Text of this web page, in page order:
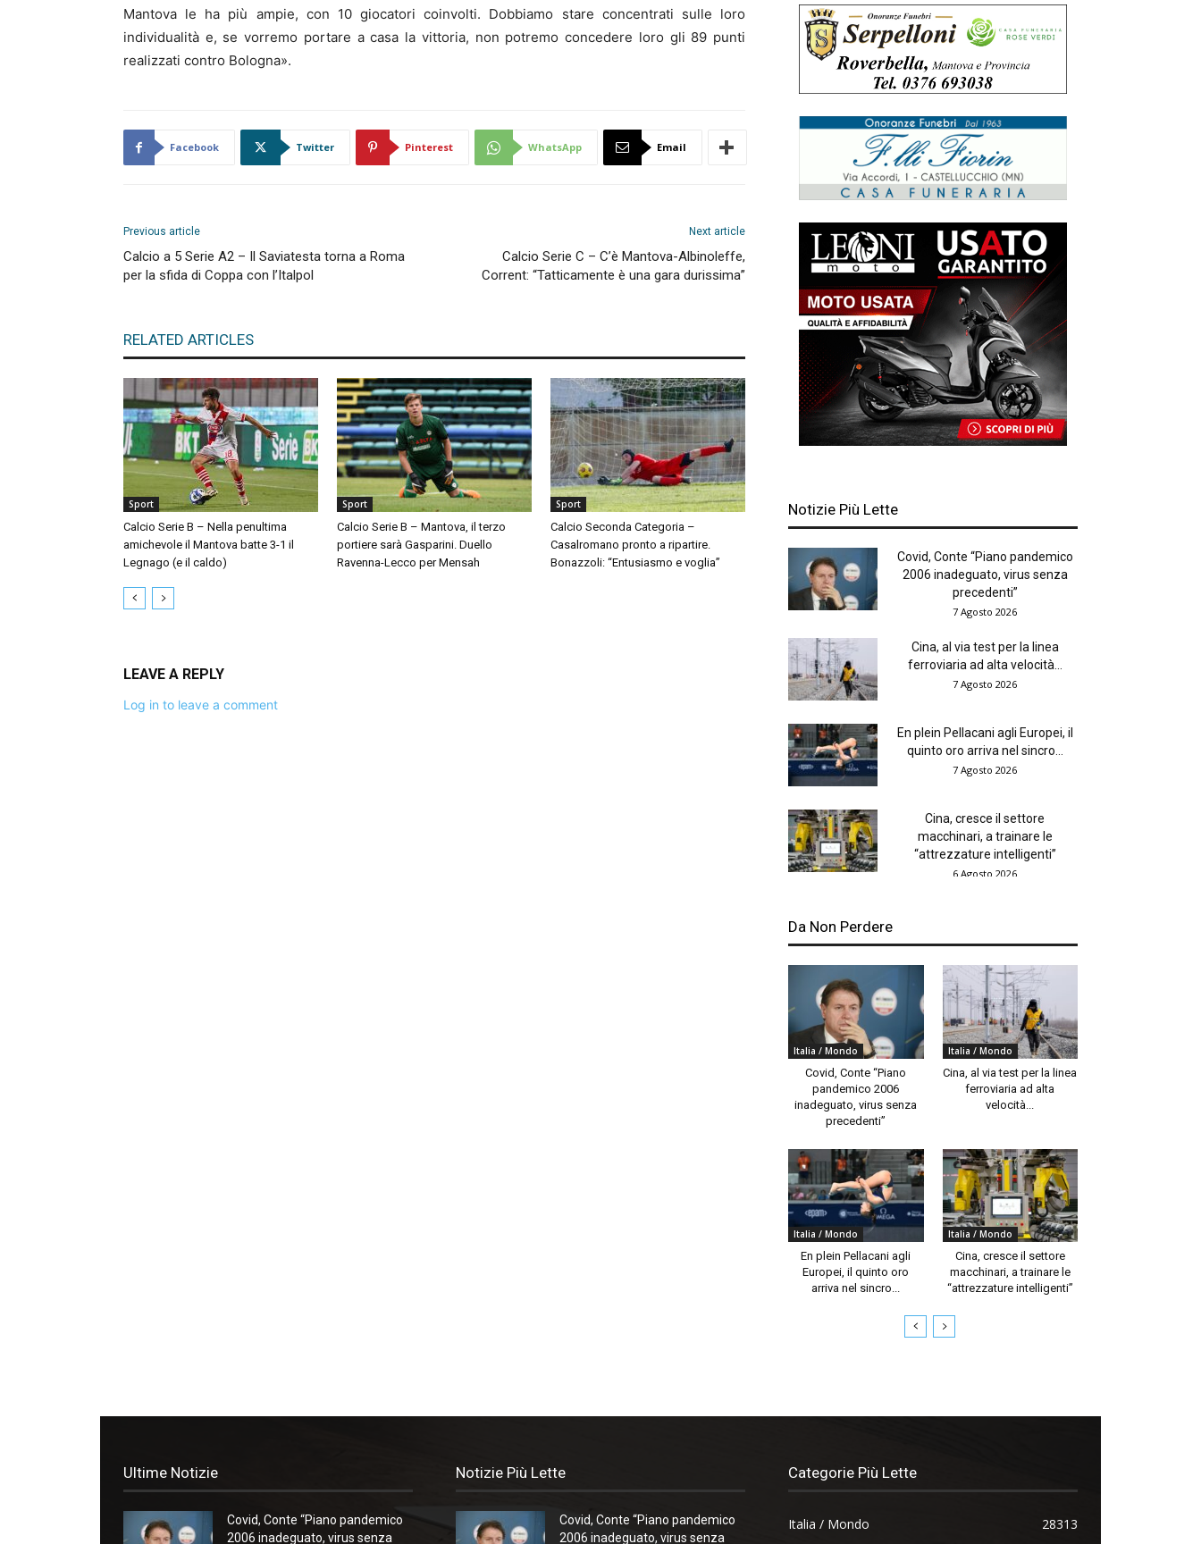
Mantova le ha più ampie, con 10 giocatori coinvolti. Dobbiamo stare concentrati sulle loro
individualità e, se vorremo portare a casa la vittoria, non potremo concedere loro gli 89 punti
realizzati contro Bologna».
Facebook Twitter Pinterest WhatsApp Email
Previous article
Calcio a 5 Serie A2 – Il Saviatesta torna a Roma
per la sfida di Coppa con l’Italpol
Next article
Calcio Serie C – C’è Mantova-Albinoleffe,
Corrent: “Tatticamente è una gara durissima”
RELATED ARTICLES
Sport
Calcio Serie B – Nella penultima
amichevole il Mantova batte 3-1 il
Legnago (e il caldo)
Sport
Calcio Serie B – Mantova, il terzo
portiere sarà Gasparini. Duello
Ravenna-Lecco per Mensah
Sport
Calcio Seconda Categoria –
Casalromano pronto a ripartire.
Bonazzoli: “Entusiasmo e voglia”
LEAVE A REPLY
Log in to leave a comment
Notizie Più Lette
Covid, Conte “Piano pandemico
2006 inadeguato, virus senza
precedenti”
7 Agosto 2026
Cina, al via test per la linea
ferroviaria ad alta velocità...
7 Agosto 2026
En plein Pellacani agli Europei, il
quinto oro arriva nel sincro...
7 Agosto 2026
Cina, cresce il settore
macchinari, a trainare le
“attrezzature intelligenti”
6 Agosto 2026
Da Non Perdere
Italia / Mondo
Covid, Conte “Piano
pandemico 2006
inadeguato, virus senza
precedenti”
Italia / Mondo
Cina, al via test per la linea
ferroviaria ad alta
velocità...
Italia / Mondo
En plein Pellacani agli
Europei, il quinto oro
arriva nel sincro...
Italia / Mondo
Cina, cresce il settore
macchinari, a trainare le
“attrezzature intelligenti”
Ultime Notizie
Covid, Conte “Piano pandemico
2006 inadeguato, virus senza
Notizie Più Lette
Covid, Conte “Piano pandemico
2006 inadeguato, virus senza
Categorie Più Lette
Italia / Mondo
28313